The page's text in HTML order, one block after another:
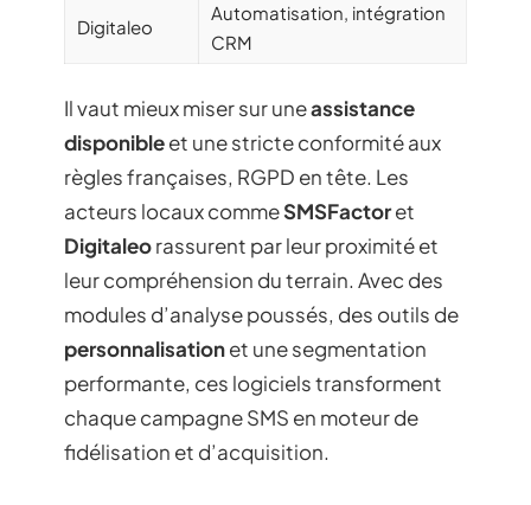
Digitaleo
Automatisation, intégration
CRM
Il vaut mieux miser sur uneassistance
disponibleet une stricte conformité aux
règles françaises, RGPD en tête. Les
acteurs locaux commeSMSFactoret
Digitaleorassurent par leur proximité et
leur compréhension du terrain. Avec des
modules d’analyse poussés, des outils de
personnalisationet une segmentation
performante, ces logiciels transforment
chaque campagne SMS en moteur de
fidélisation et d’acquisition.